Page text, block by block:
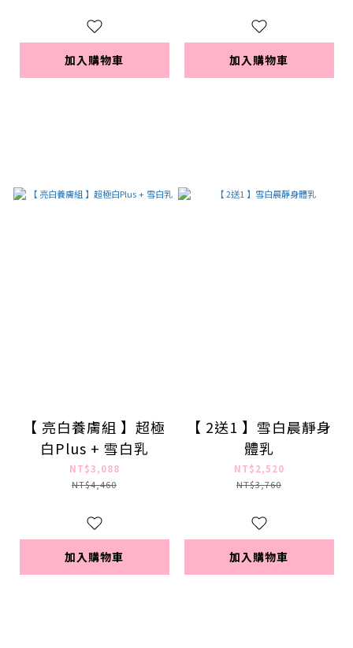
加入購物車 加入購物車
【 亮白養膚組 】超極
白Plus + 雪白乳
NT$3,088
NT$4,460
加入購物車
【 2送1 】雪白晨靜身
體乳
NT$2,520
NT$3,760
加入購物車